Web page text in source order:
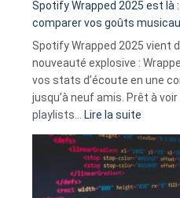
Solly
la
vie
sans-
abri
en
3
Spotify Wrapped 2025 est là
comparer vos goûts
Spotify Wrapped 2025 vient
nouveauté explosive :
vos stats d’écoute en une
jusqu’à neuf amis. Prêt à
playlists…
Lire la suite
2025
est